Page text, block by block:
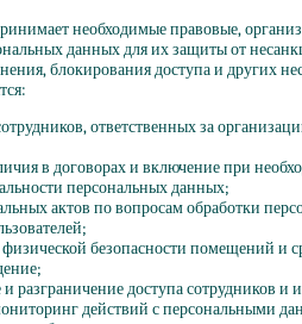
необходимые правовые,
данных для их защиты от
блокирования доступа и других
ответственных за
в договорах и включение при
персональных данных;
актов по вопросам обработки
физической безопасности помещений и
и разграничение доступа сотрудников
действий с персональными